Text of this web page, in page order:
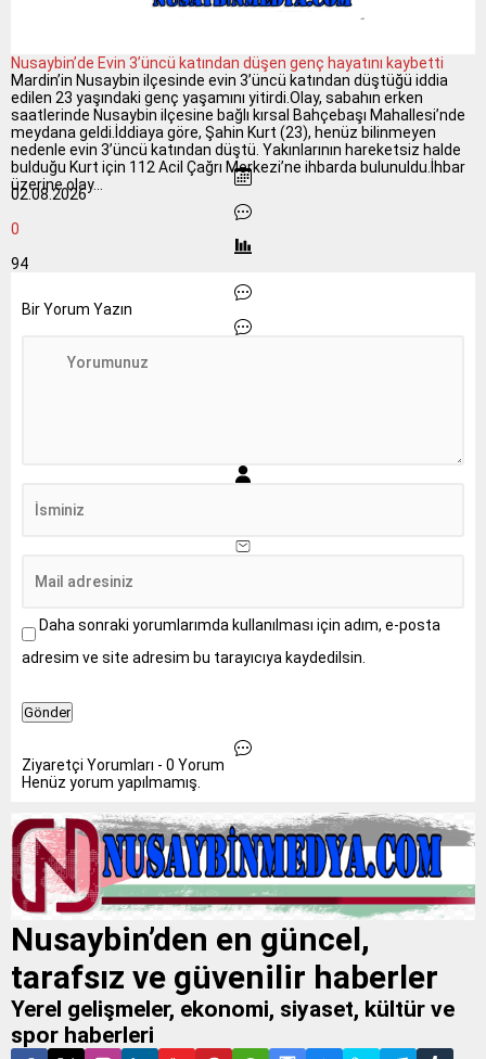
Nusaybin’de Evin 3’üncü katından düşen genç hayatını kaybetti
Mardin’in Nusaybin ilçesinde evin 3’üncü katından düştüğü iddia
edilen 23 yaşındaki genç yaşamını yitirdi.Olay, sabahın erken
saatlerinde Nusaybin ilçesine bağlı kırsal Bahçebaşı Mahallesi’nde
meydana geldi.İddiaya göre, Şahin Kurt (23), henüz bilinmeyen
nedenle evin 3’üncü katından düştü. Yakınlarının hareketsiz halde
bulduğu Kurt için 112 Acil Çağrı Merkezi’ne ihbarda bulunuldu.İhbar
üzerine olay...
02.08.2026
0
94
Bir Yorum Yazın
Daha sonraki yorumlarımda kullanılması için adım, e-posta
adresim ve site adresim bu tarayıcıya kaydedilsin.
Ziyaretçi Yorumları - 0 Yorum
Henüz yorum yapılmamış.
Nusaybin’den en güncel,
tarafsız ve güvenilir haberler
Yerel gelişmeler, ekonomi, siyaset, kültür ve
spor haberleri